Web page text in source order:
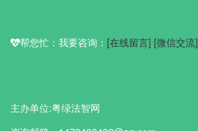
帮您忙：我要咨询： [在线留言] [微信交流]
主办单位:粤绿法智网